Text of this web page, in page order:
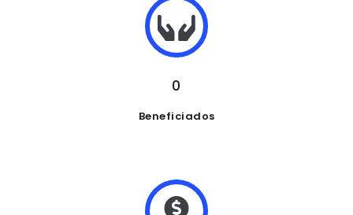
0
Beneficiados